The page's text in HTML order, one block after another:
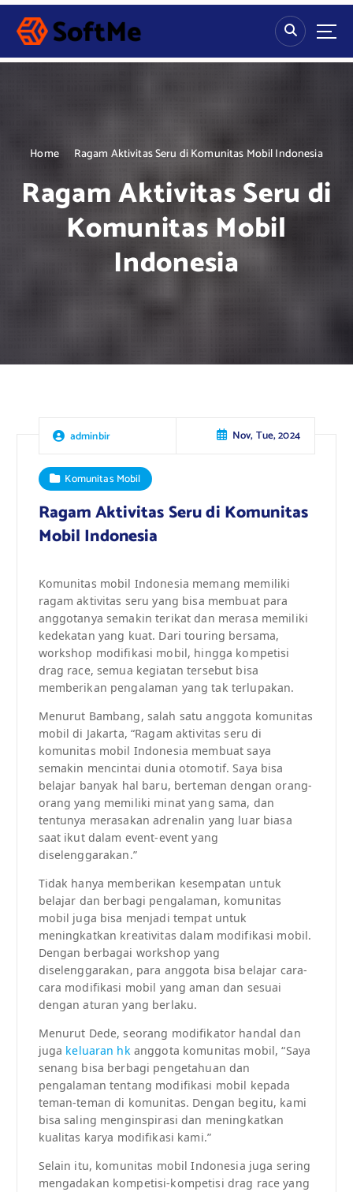
S
p
Home Ragam Aktivitas Seru di Komunitas Mobil Indonesia
Ragam Aktivitas Seru di
Komunitas Mobil
Indonesia
adminbir Nov, Tue, 2024
Komunitas Mobil
Ragam Aktivitas Seru di Komunitas
Mobil Indonesia
Komunitas mobil Indonesia memang memiliki
ragam aktivitas seru yang bisa membuat para
anggotanya semakin terikat dan merasa memiliki
kedekatan yang kuat. Dari touring bersama,
workshop modifikasi mobil, hingga kompetisi
drag race, semua kegiatan tersebut bisa
memberikan pengalaman yang tak terlupakan.
Menurut Bambang, salah satu anggota komunitas
mobil di Jakarta, “Ragam aktivitas seru di
komunitas mobil Indonesia membuat saya
semakin mencintai dunia otomotif. Saya bisa
belajar banyak hal baru, berteman dengan orang-
orang yang memiliki minat yang sama, dan
tentunya merasakan adrenalin yang luar biasa
saat ikut dalam event-event yang
diselenggarakan.”
Tidak hanya memberikan kesempatan untuk
belajar dan berbagi pengalaman, komunitas
mobil juga bisa menjadi tempat untuk
meningkatkan kreativitas dalam modifikasi mobil.
Dengan berbagai workshop yang
diselenggarakan, para anggota bisa belajar cara-
cara modifikasi mobil yang aman dan sesuai
dengan aturan yang berlaku.
Menurut Dede, seorang modifikator handal dan
juga keluaran hk anggota komunitas mobil, “Saya
senang bisa berbagi pengetahuan dan
pengalaman tentang modifikasi mobil kepada
teman-teman di komunitas. Dengan begitu, kami
bisa saling menginspirasi dan meningkatkan
kualitas karya modifikasi kami.”
Selain itu, komunitas mobil Indonesia juga sering
mengadakan kompetisi-kompetisi drag race yang